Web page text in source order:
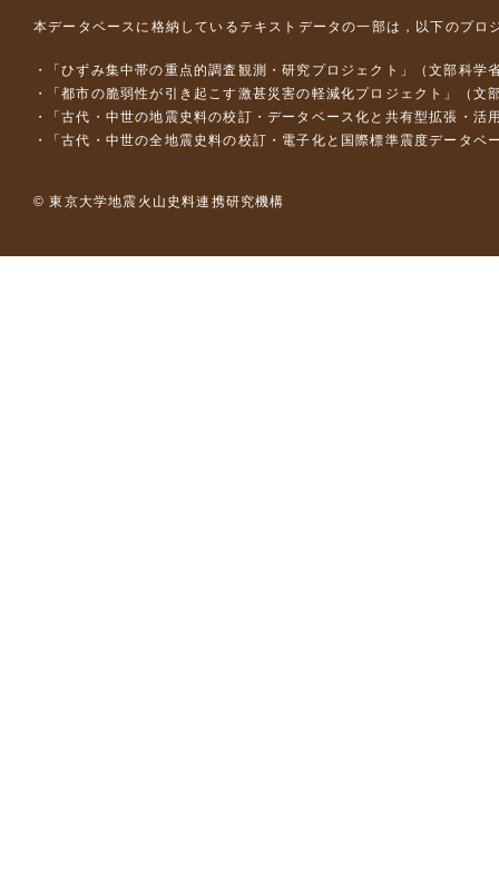
本データベースに格納しているテキストデータの一部は，以下のプロ
「ひずみ集中帯の重点的調査観測・研究プロジェクト」（文部科
「都市の脆弱性が引き起こす激甚災害の軽減化プロジェクト」（
「古代・中世の地震史料の校訂・データベース化と共有型拡張・
「古代・中世の全地震史料の校訂・電子化と国際標準震度データ
© 東京大学地震火山史料連携研究機構